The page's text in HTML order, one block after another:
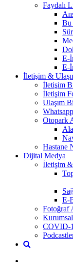
Faydalı
Bu
E-
E-
İletişim &
İletişim
İletişim
Ulaşım
Otopark
Hastane
Dijital Medya
İletişim &
E-
Fotoğraf
COVID-